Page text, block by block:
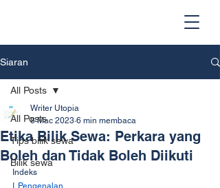
Siaran
All Posts
Tips bilik sewa
Bilik sewa
All Posts
Etika Bilik Sewa: Perkara yang
Boleh dan Tidak Boleh Diikuti
Writer Utopia
8 Mac 2023 6 min membaca
Indeks
I. Pengenalan